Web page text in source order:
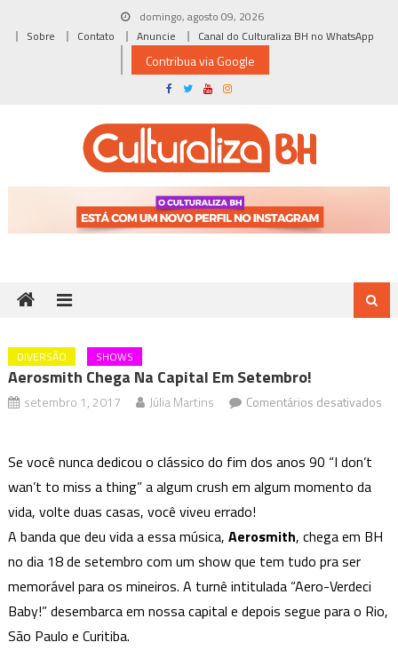
domingo, agosto 09, 2026
Sobre
Contato Anuncie Canal do Culturaliza BH no WhatsApp
Contribua via Google
DIVERSÃO SHOWS
Aerosmith Chega Na Capital Em Setembro!
setembro 1, 2017 Júlia Martins
Comentários desativados
chega
na
capital
em
Setembro!
Se você nunca dedicou o clássico do fim dos anos 90 “I don’t
wan’t to miss a thing” a algum crush em algum momento da
vida, volte duas casas, você viveu errado!
A banda que deu vida a essa música, Aerosmith, chega em BH
no dia 18 de setembro com um show que tem tudo pra ser
memorável para os mineiros. A turnê intitulada “Aero-Verdeci
Baby!” desembarca em nossa capital e depois segue para o Rio,
São Paulo e Curitiba.